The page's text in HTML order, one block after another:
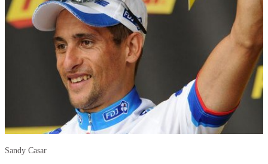
Sandy Casar